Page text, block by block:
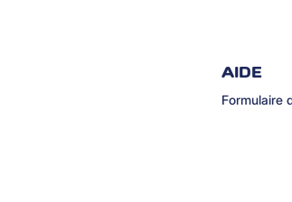
AIDE
Formulaire